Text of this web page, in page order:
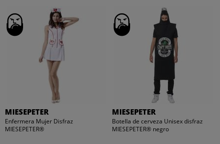
MIESEPETER
Enfermera Mujer Disfraz
MIESEPETER®
MIESEPETER
Botella de cerveza Unisex disfraz
MIESEPETER® negro